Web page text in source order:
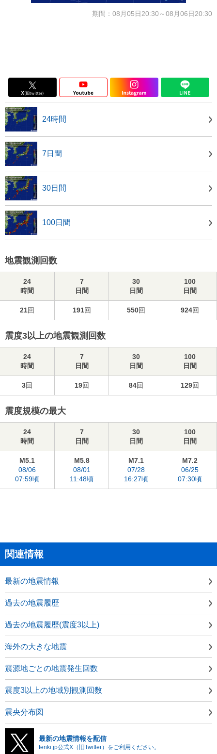
期間：08月05日20:30～08月06日20:30
24時間
7日間
30日間
100日間
地震観測回数
24
時間
7
日間
30
日間
100
日間
21回 191回 550回 924回
震度3以上の地震観測回数
24
時間
7
日間
30
日間
100
日間
3回 19回 84回 129回
震度規模の最大
24
時間
7
日間
30
日間
100
日間
M5.1
08/06
07:59頃
M5.8
08/01
11:48頃
M7.1
07/28
16:27頃
M7.2
06/25
07:30頃
関連情報
最新の地震情報
過去の地震履歴
過去の地震履歴(震度3以上)
海外の大きな地震
震源地ごとの地震発生回数
震度3以上の地域別観測回数
震央分布図
最新の地震情報を配信
tenki.jp公式X（旧Twitter）をご利用ください。